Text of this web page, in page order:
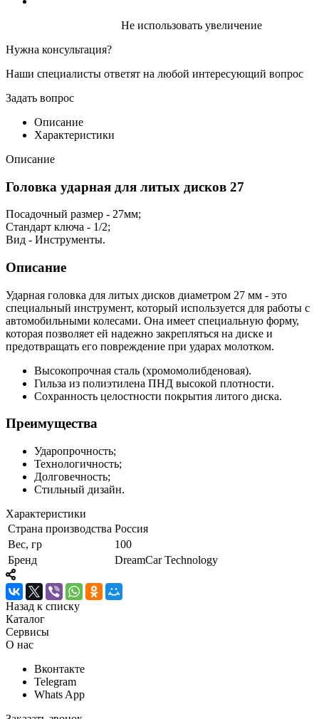
Не использовать увеличение
Нужна консультация?
Наши специалисты ответят на любой интересующий вопрос
Задать вопрос
Описание
Характеристики
Описание
Головка ударная для литых дисков 27
Посадочный размер - 27мм;
Стандарт ключа - 1/2;
Вид - Инструменты.
Описание
Ударная головка для литых дисков диаметром 27 мм - это
специальный инструмент, который используется для работы с
автомобильными колесами. Она имеет специальную форму,
которая позволяет ей надежно закрепляться на диске и
предотвращать его повреждение при ударах молотком.
Высокопрочная сталь (хромомолибденовая).
Гильза из полиэтилена ПНД высокой плотности.
Сохранность целостности покрытия литого диска.
Преимущества
Ударопрочность;
Технологичность;
Долговечность;
Стильный дизайн.
Характеристики
Страна производства Россия
Вес, гр
100
Бренд
DreamCar Technology
Назад к списку
Каталог
Сервисы
О нас
Вконтакте
Telegram
Whats App